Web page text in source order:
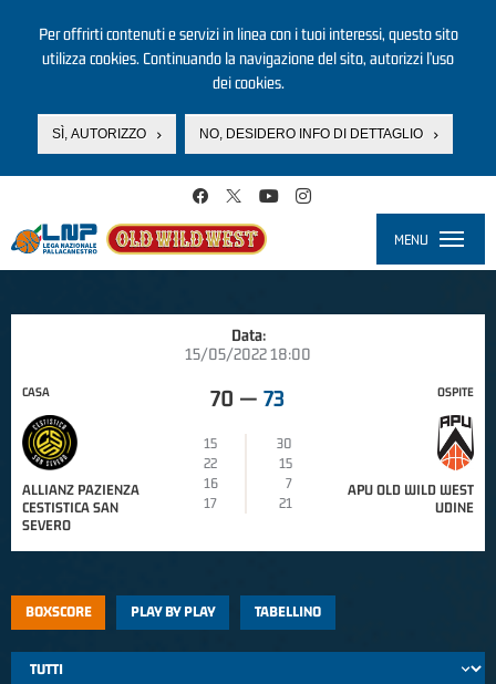
Per offrirti contenuti e servizi in linea con i tuoi interessi, questo sito
utilizza cookies. Continuando la navigazione del sito, autorizzi l’uso
dei cookies.
SÌ, AUTORIZZO NO, DESIDERO INFO DI DETTAGLIO
MENU
Data:
15/05/2022 18:00
CASA
ALLIANZ PAZIENZA
CESTISTICA SAN
SEVERO
70 — 73
15
30
22
15
16
7
17
21
OSPITE
APU OLD WILD WEST
UDINE
BOXSCORE PLAY BY PLAY TABELLINO